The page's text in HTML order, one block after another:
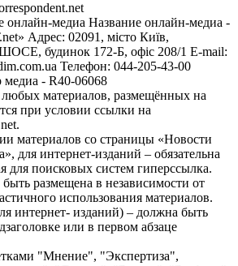
онлайн-медиа Название онлайн-медиа -
Адрес: 02091, місто Київ,
будинок 172-Б, офіс 208/1 E-mail:
Телефон: 044-205-43-00
- R40-06068
материалов, размещённых на
при условии ссылки на
материалов со страницы «Новости
для интернет-изданий – обязательна
для поисковых систем гиперссылка.
размещена в независимости от
использования материалов.
интернет- изданий) – должна быть
или в первом абзаце
"Мнение", "Экспертиза",